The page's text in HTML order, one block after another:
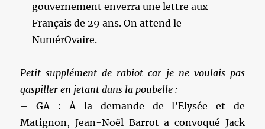
gouvernement enverra une lettre aux
Français de 29 ans. On attend le
NumérOvaire.
Petit supplément de rabiot car je ne voulais pas
gaspiller en jetant dans la poubelle :
– GA : À la demande de l’Elysée et de
Matignon, Jean-Noël Barrot a convoqué Jack